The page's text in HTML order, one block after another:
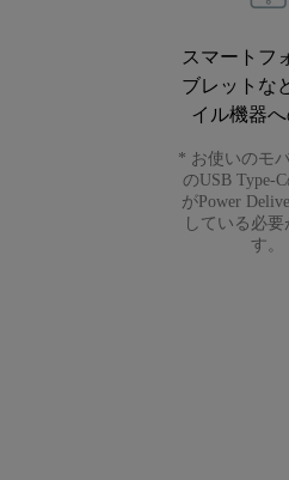
スマートフ
ブレットな
イル機器
* お使いのモ
のUSB Type-
がPower
している必要
す。